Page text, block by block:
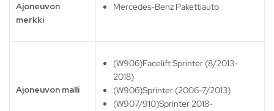
Ajoneuvon
merkki
Mercedes-Benz Pakettiauto
Ajoneuvon malli
(W906)Facelift Sprinter (8/2013-
2018)
(W906)Sprinter (2006-7/2013)
(W907/910)Sprinter 2018-